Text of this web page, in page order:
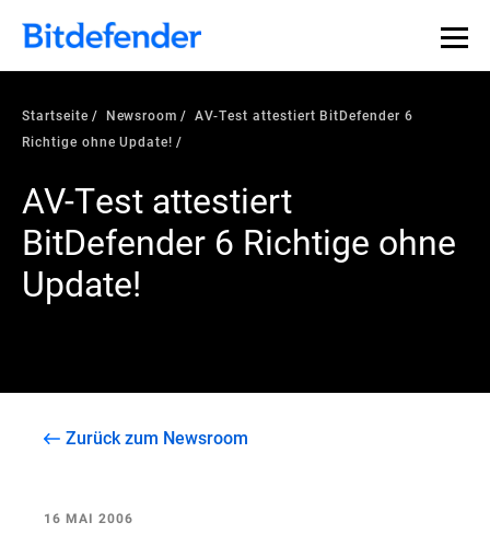
Startseite Newsroom
AV-Test attestiert BitDefender 6
Richtige ohne Update!
AV-Test attestiert
BitDefender 6 Richtige ohne
Update!
Zurück zum Newsroom
16 MAI 2006